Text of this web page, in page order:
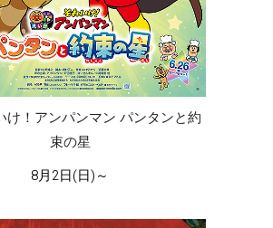
け！アンパンマン パンタンと約
束の星
8月2日(日)～